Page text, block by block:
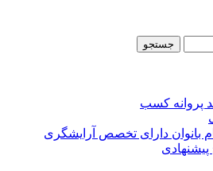
جستجو
پروانه کسب
بانوان دارای تخصص آرایشگری
پیشنهادی